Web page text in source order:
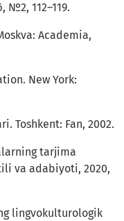
№2, 112–119.
Academia,
New York:
Toshkent: Fan, 2002.
tarjima
va adabiyoti, 2020,
lingvokulturologik